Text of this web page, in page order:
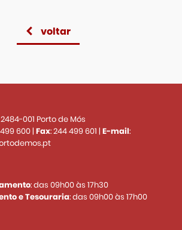
voltar
001 Porto de Mós
600| Fax:244 499 601 | E-mail:
: das 09h00 às 17h30
e Tesouraria: das 09h00 às 17h00